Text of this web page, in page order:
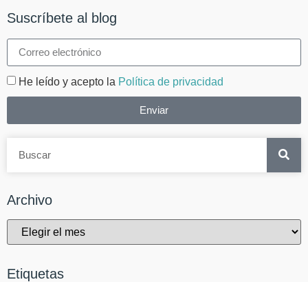
Suscríbete al blog
He leído y acepto la Política de privacidad
Enviar
Archivo
Etiquetas